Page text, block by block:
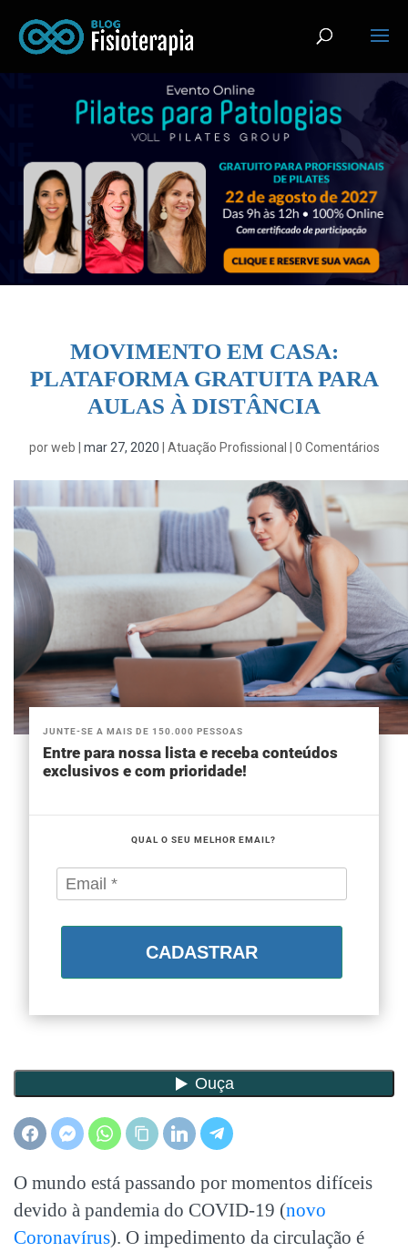
MOVIMENTO EM CASA:
PLATAFORMA GRATUITA PARA
AULAS À DISTÂNCIA
porweb mar 27, 2020 Atuação Profissional 0 Comentários
JUNTE-SE A MAIS DE 150.000 PESSOAS
Entre para nossa lista e receba conteúdos
exclusivos e com prioridade!
QUAL O SEU MELHOR EMAIL?
CADASTRAR
O mundo está passando por momentos difíceis
devido à pandemia do COVID-19 (novo
Coronavírus). O impedimento da circulação é